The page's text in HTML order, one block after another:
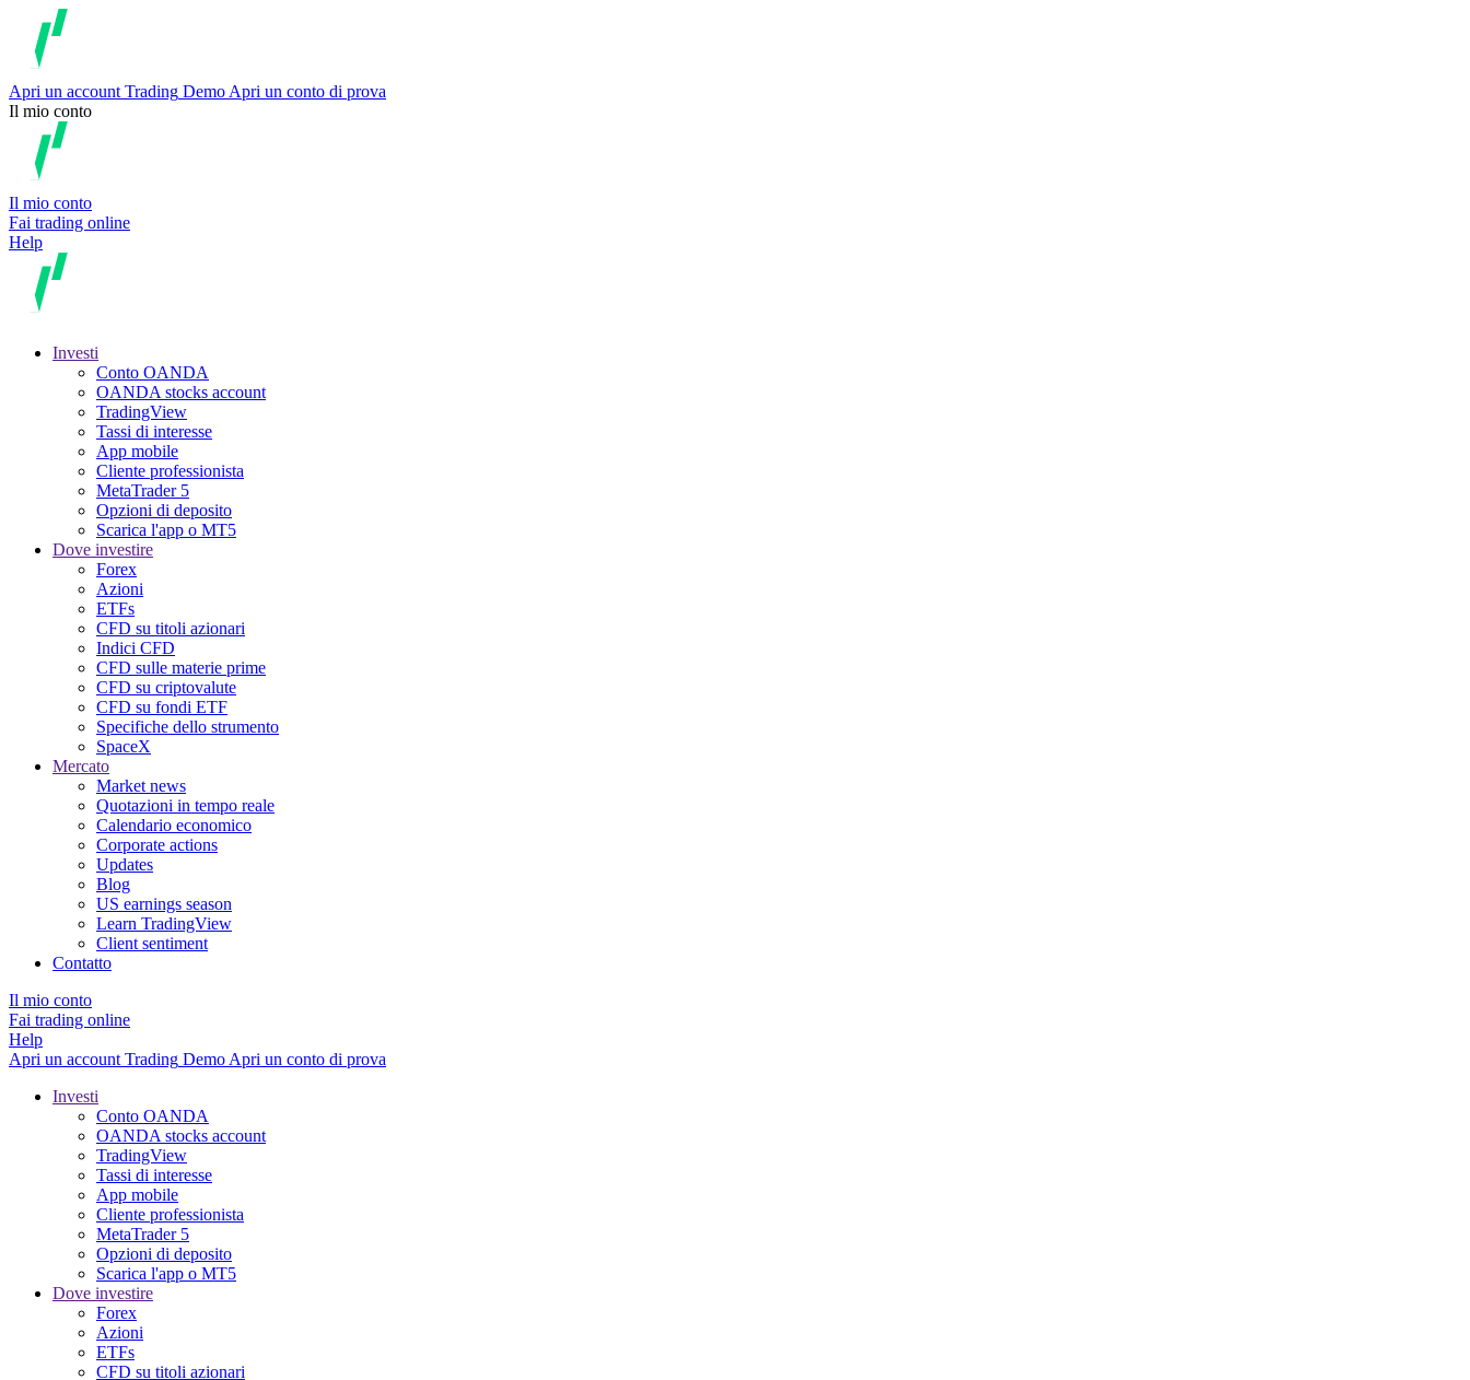
Apri un account Trading Demo Apri un conto di prova
Il mio conto
Il mio conto
Fai trading online
Help
Investi
Conto OANDA
OANDA stocks account
TradingView
Tassi di interesse
App mobile
Cliente professionista
MetaTrader 5
Opzioni di deposito
Scarica l'app o MT5
Dove investire
Forex
Azioni
ETFs
CFD su titoli azionari
Indici CFD
CFD sulle materie prime
CFD su criptovalute
CFD su fondi ETF
Specifiche dello strumento
SpaceX
Mercato
Market news
Quotazioni in tempo reale
Calendario economico
Corporate actions
Updates
Blog
US earnings season
Learn TradingView
Client sentiment
Contatto
Il mio conto
Fai trading online
Help
Apri un account Trading Demo Apri un conto di prova
Investi
Conto OANDA
OANDA stocks account
TradingView
Tassi di interesse
App mobile
Cliente professionista
MetaTrader 5
Opzioni di deposito
Scarica l'app o MT5
Dove investire
Forex
Azioni
ETFs
CFD su titoli azionari